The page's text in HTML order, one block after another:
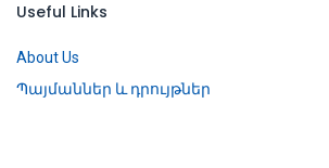
Useful Links
About Us
Պայմաններ և դրույթներ